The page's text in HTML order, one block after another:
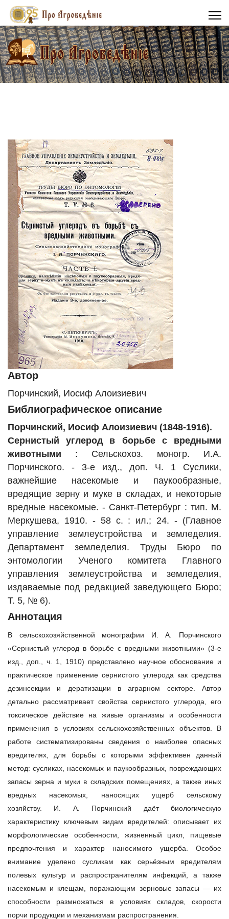
Автор
Порчинский, Иосиф Алоизиевич
Библиографическое описание
Порчинский, Иосиф Алоизиевич (1848-1916).
Сернистый углерод в борьбе с вредными
животными : Сельскохоз. моногр. И.А.
Порчинского. - 3-е изд., доп. Ч. 1 Суслики,
важнейшие насекомые и паукообразные,
вредящие зерну и муке в складах, и некоторые
вредные насекомые. - Санкт-Петербург : тип. М.
Меркушева, 1910. - 58 с. : ил.; 24. - (Главное
управление землеустройства и земледелия.
Департамент земледелия. Труды Бюро по
энтомологии Ученого комитета Главного
управления землеустройства и земледелия,
издаваемые под редакцией заведующего Бюро;
Т. 5, № 6).
Аннотация
В сельскохозяйственной монографии И. А. Порчинского
«Сернистый углерод в борьбе с вредными животными» (3‑е
изд., доп., ч. 1, 1910) представлено научное обоснование и
практическое применение сернистого углерода как средства
дезинсекции и дератизации в аграрном секторе. Автор
детально рассматривает свойства сернистого углерода, его
токсическое действие на живые организмы и особенности
применения в условиях сельскохозяйственных объектов. В
работе систематизированы сведения о наиболее опасных
вредителях, для борьбы с которыми эффективен данный
метод: сусликах, насекомых и паукообразных, повреждающих
запасы зерна и муки в складских помещениях, а также иных
вредных насекомых, наносящих ущерб сельскому
хозяйству. И. А. Порчинский даёт биологическую
характеристику ключевым видам вредителей: описывает их
морфологические особенности, жизненный цикл, пищевые
предпочтения и характер наносимого ущерба. Особое
внимание уделено сусликам как серьёзным вредителям
полевых культур и распространителям инфекций, а также
насекомым и клещам, поражающим зерновые запасы — их
способности размножаться в условиях складов, скорости
порчи продукции и механизмам распространения.